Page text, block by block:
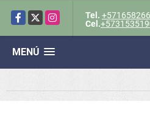
Facebook
X Instagram Tel.
Cel.
MENÚ